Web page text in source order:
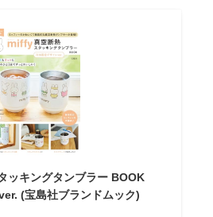
ッキングタンブラー BOOK
(宝島社ブランドムック)